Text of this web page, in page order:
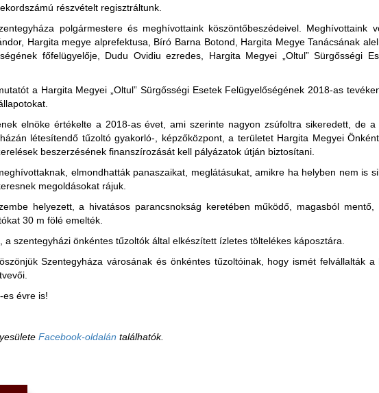
részvételt regisztráltunk.
polgármestere és meghívottaink köszöntőbeszédeivel. Meghívottaink
Hargita megye alprefektusa, Bíró Barna Botond, Hargita Megye Tanácsának
főfelügyelője, Dudu Ovidiu ezredes, Hargita Megyei „Oltul” Sürgősségi
a Hargita Megyei „Oltul” Sürgősségi Esetek Felügyelőségének 2018-as
elnöke értékelte a 2018-as évet, ami szerinte nagyon zsúfoltra sikeredett, de
létesítendő tűzoltó gyakorló-, képzőközpont, a területet Hargita Megyei
beszerzésének finanszírozását kell pályázatok útján biztosítani.
elmondhatták panaszaikat, meglátásukat, amikre ha helyben nem is
megoldásokat rájuk.
helyezett, a hivatásos parancsnokság keretében működő, magasból mentő,
30 m fölé emelték.
szentegyházi önkéntes tűzoltók által elkészített ízletes töltelékes káposztára.
Szentegyháza városának és önkéntes tűzoltóinak, hogy ismét felvállalták
es évre is!
Facebook-oldalán találhatók.